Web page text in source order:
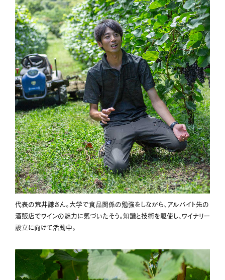
代表の荒井謙さん。大学で食品関係の勉強をしながら、アルバイト先の
酒販店でワインの魅力に気づいたそう。知識と技術を駆使し、ワイナリー
設立に向けて活動中。